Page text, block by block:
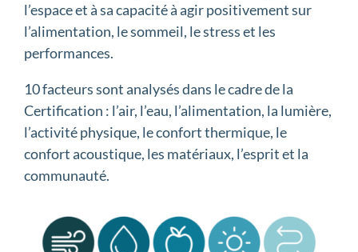
l’espace et à sa capacité à agir positivement sur
l’alimentation, le sommeil, le stress et les
performances.
10 facteurs sont analysés dans le cadre de la
Certification : l’air, l’eau, l’alimentation, la lumière,
l’activité physique, le confort thermique, le
confort acoustique, les matériaux, l’esprit et la
communauté.